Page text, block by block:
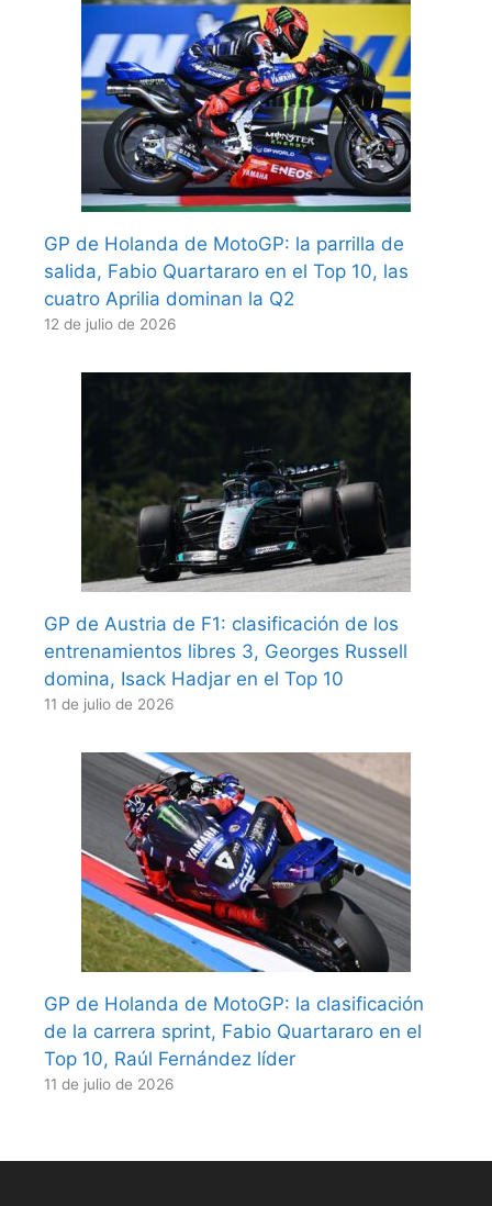
GP de Holanda de MotoGP: la parrilla de
salida, Fabio Quartararo en el Top 10, las
cuatro Aprilia dominan la Q2
12 de julio de 2026
GP de Austria de F1: clasificación de los
entrenamientos libres 3, Georges Russell
domina, Isack Hadjar en el Top 10
11 de julio de 2026
GP de Holanda de MotoGP: la clasificación
de la carrera sprint, Fabio Quartararo en el
Top 10, Raúl Fernández líder
11 de julio de 2026